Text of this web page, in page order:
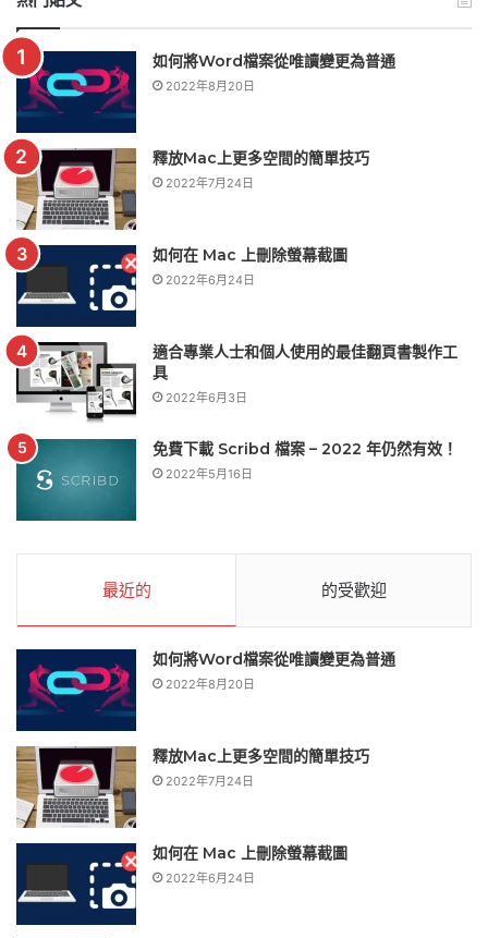
如何將Word檔案從唯讀變更為普通
2022年8月20日
釋放Mac上更多空間的簡單技巧
2022年7月24日
如何在 Mac 上刪除螢幕截圖
2022年6月24日
適合專業人士和個人使用的最佳翻頁書製作工
具
2022年6月3日
免費下載 Scribd 檔案 – 2022 年仍然有效！
2022年5月16日
最近的 的受歡迎
如何將Word檔案從唯讀變更為普通
2022年8月20日
釋放Mac上更多空間的簡單技巧
2022年7月24日
如何在 Mac 上刪除螢幕截圖
2022年6月24日